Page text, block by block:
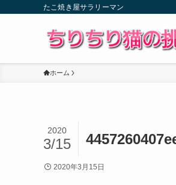
たこ焼き屋サラリーマン
ホーム
2020
3/15
2020年3月15日